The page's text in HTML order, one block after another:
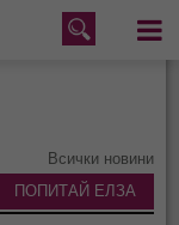
Меню
Всички новини
ПОПИТАЙ ЕЛЗА